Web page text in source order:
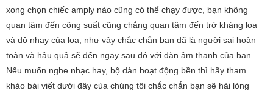
xong chọn chiếc amply nào cũng có thể chạy được, bạn không
quan tâm đến công suất cũng chẳng quan tâm đến trở kháng loa
và độ nhạy của loa, như vậy chắc chắn bạn đã là người sai hoàn
toàn và hậu quả sẽ đến ngay sau đó với dàn âm thanh của bạn.
Nếu muốn nghe nhạc hay, bộ dàn hoạt động bền thì hãy tham
khảo bài viết dưới đây của chúng tôi chắc chắn bạn sẽ hài lòng